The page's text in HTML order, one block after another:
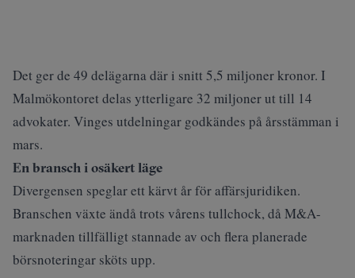
Det ger de 49 delägarna där i snitt 5,5 miljoner kronor. I
Malmökontoret delas ytterligare 32 miljoner ut till 14
advokater. Vinges utdelningar godkändes på årsstämman i
mars.
En bransch i osäkert läge
Divergensen speglar ett kärvt år för affärsjuridiken.
Branschen växte ändå trots vårens tullchock, då M&A-
marknaden tillfälligt stannade av och flera planerade
börsnoteringar sköts upp.